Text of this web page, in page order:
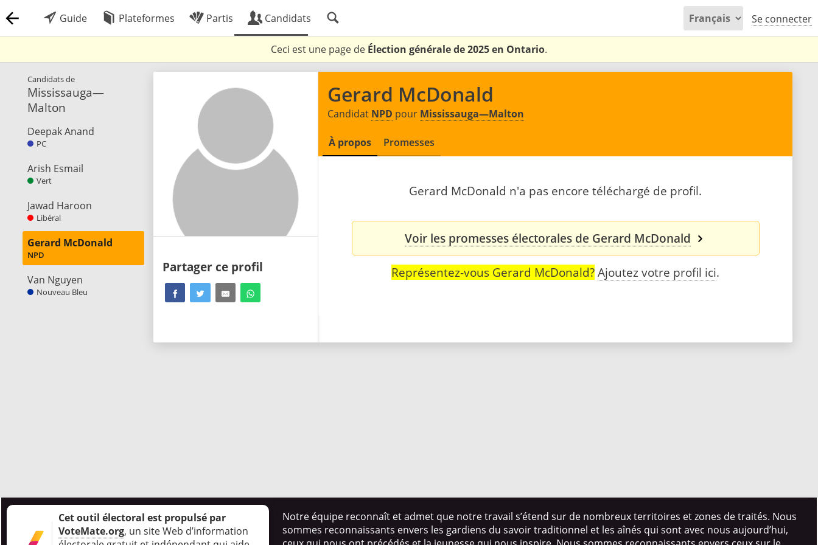
Guide Plateformes Partis Candidats Se connecter
Ceci est une page de Élection générale de 2025 en Ontario.
Candidats de
Mississauga—
Malton
Deepak Anand
PC
Arish Esmail
Vert
Jawad Haroon
Libéral
Gerard McDonald
NPD
Van Nguyen
Nouveau Bleu
Partager ce profil
Gerard McDonald
Candidat NPD pour Mississauga—Malton
À propos Promesses
Gerard McDonald n'a pas encore téléchargé de profil.
Voir les promesses électorales de Gerard McDonald
Représentez-vous Gerard McDonald? Ajoutez votre profil ici.
Cet outil électoral est propulsé par
VoteMate.org, un site Web d’information
Notre équipe reconnaît et admet que notre travail s’étend sur de nombreux territoires et zones de traités. Nous
sommes reconnaissants envers les gardiens du savoir traditionnel et les aînés qui sont avec nous aujourd’hui,